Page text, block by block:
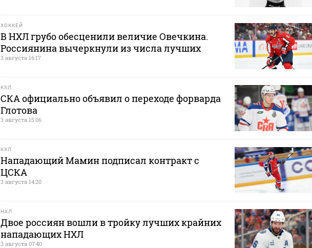
ХОККЕЙ
В НХЛ грубо обесценили величие Овечкина.
Россиянина вычеркнули из числа лучших
3 августа 16:17
КХЛ
СКА официально объявил о переходе форварда
Глотова
3 августа 15:06
КХЛ
Нападающий Мамин подписал контракт с
ЦСКА
3 августа 14:20
НХЛ
Двое россиян вошли в тройку лучших крайних
нападающих НХЛ
3 августа 07:40